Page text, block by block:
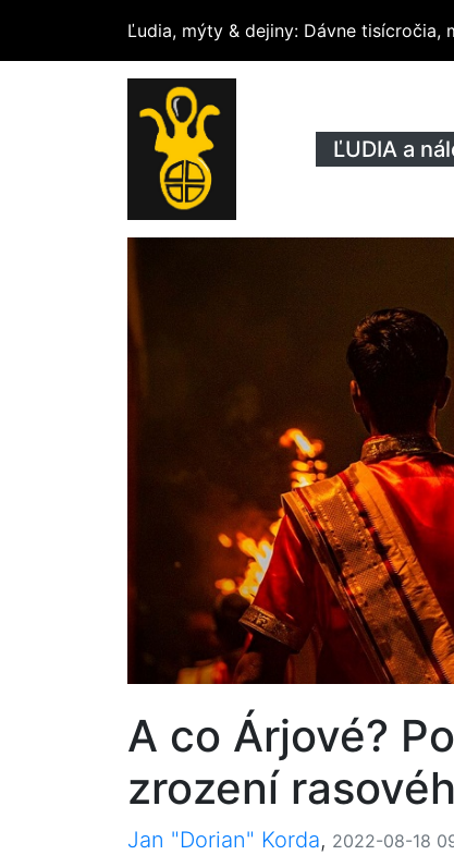
Ľudia, mýty & dejiny: Dávne tisícročia,
ĽUDIA a
A co Árjové?
zrození
Jan "Dorian" Korda, 2022-08-18